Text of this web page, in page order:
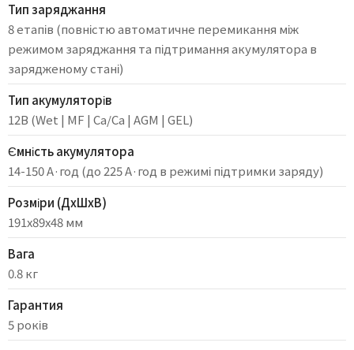
Тип заряджання
8 етапів (повністю автоматичне перемикання між
режимом заряджання та підтримання акумулятора в
зарядженому стані)
Тип акумуляторів
12В (Wet | MF | Ca/Ca | AGM | GEL)
Ємність акумулятора
14-150 А·год (до 225 А·год в режимі підтримки заряду)
Розміри (ДхШхВ)
191x89x48 мм
Вага
0.8 кг
Гарантия
5 років